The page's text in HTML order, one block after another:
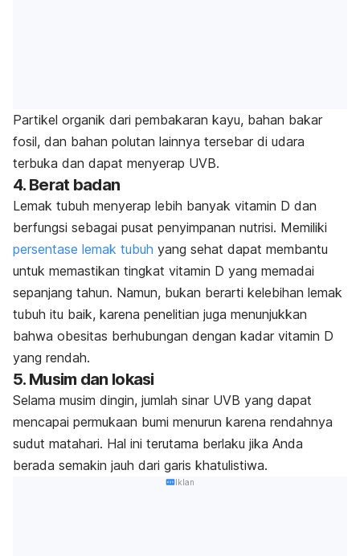
Partikel organik dari pembakaran kayu, bahan bakar
fosil, dan bahan polutan lainnya tersebar di udara
terbuka dan dapat menyerap UVB.
4. Berat badan
Lemak tubuh menyerap lebih banyak vitamin D dan
berfungsi sebagai pusat penyimpanan nutrisi. Memiliki
persentase lemak tubuh yang sehat dapat membantu
untuk memastikan tingkat vitamin D yang memadai
sepanjang tahun. Namun, bukan berarti kelebihan lemak
tubuh itu baik, karena penelitian juga menunjukkan
bahwa obesitas berhubungan dengan kadar vitamin D
yang rendah.
5. Musim dan lokasi
Selama musim dingin, jumlah sinar UVB yang dapat
mencapai permukaan bumi menurun karena rendahnya
sudut matahari. Hal ini terutama berlaku jika Anda
berada semakin jauh dari garis khatulistiwa.
Iklan